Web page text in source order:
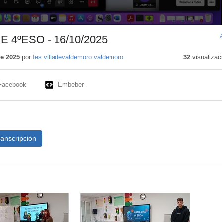
4ºESO - 16/10/2025
2025por Ies villadevaldemoro valdemoro 32
Embeber